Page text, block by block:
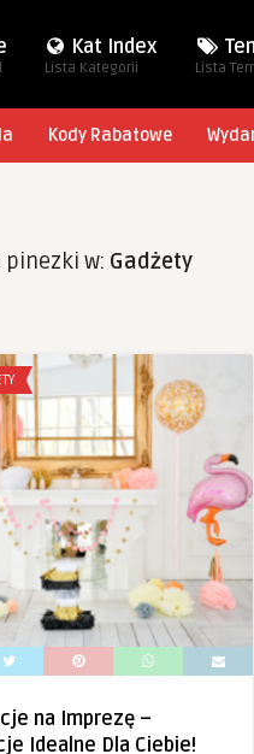
Kat Index
Lista Kategorii Lista
Kody Rabatowe
pinezki w: Gadżety
na Imprezę –
Idealne Dla Ciebie!